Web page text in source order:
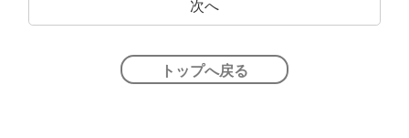
次へ
トップへ戻る